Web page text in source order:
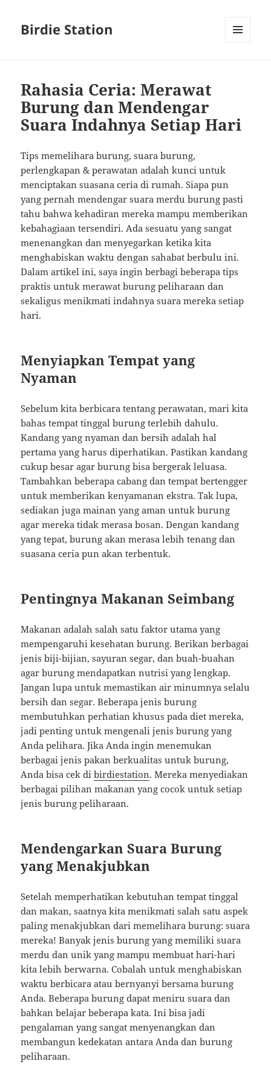
Birdie Station
Rahasia Ceria: Merawat
Burung dan Mendengar
Suara Indahnya Setiap Hari
Tips memelihara burung, suara burung,
perlengkapan & perawatan adalah kunci untuk
menciptakan suasana ceria di rumah. Siapa pun
yang pernah mendengar suara merdu burung pasti
tahu bahwa kehadiran mereka mampu memberikan
kebahagiaan tersendiri. Ada sesuatu yang sangat
menenangkan dan menyegarkan ketika kita
menghabiskan waktu dengan sahabat berbulu ini.
Dalam artikel ini, saya ingin berbagi beberapa tips
praktis untuk merawat burung peliharaan dan
sekaligus menikmati indahnya suara mereka setiap
hari.
Menyiapkan Tempat yang
Nyaman
Sebelum kita berbicara tentang perawatan, mari kita
bahas tempat tinggal burung terlebih dahulu.
Kandang yang nyaman dan bersih adalah hal
pertama yang harus diperhatikan. Pastikan kandang
cukup besar agar burung bisa bergerak leluasa.
Tambahkan beberapa cabang dan tempat bertengger
untuk memberikan kenyamanan ekstra. Tak lupa,
sediakan juga mainan yang aman untuk burung
agar mereka tidak merasa bosan. Dengan kandang
yang tepat, burung akan merasa lebih tenang dan
suasana ceria pun akan terbentuk.
Pentingnya Makanan Seimbang
Makanan adalah salah satu faktor utama yang
mempengaruhi kesehatan burung. Berikan berbagai
jenis biji-bijian, sayuran segar, dan buah-buahan
agar burung mendapatkan nutrisi yang lengkap.
Jangan lupa untuk memastikan air minumnya selalu
bersih dan segar. Beberapa jenis burung
membutuhkan perhatian khusus pada diet mereka,
jadi penting untuk mengenali jenis burung yang
Anda pelihara. Jika Anda ingin menemukan
berbagai jenis pakan berkualitas untuk burung,
Anda bisa cek dibirdiestation. Mereka menyediakan
berbagai pilihan makanan yang cocok untuk setiap
jenis burung peliharaan.
Mendengarkan Suara Burung
yang Menakjubkan
Setelah memperhatikan kebutuhan tempat tinggal
dan makan, saatnya kita menikmati salah satu aspek
paling menakjubkan dari memelihara burung: suara
mereka! Banyak jenis burung yang memiliki suara
merdu dan unik yang mampu membuat hari-hari
kita lebih berwarna. Cobalah untuk menghabiskan
waktu berbicara atau bernyanyi bersama burung
Anda. Beberapa burung dapat meniru suara dan
bahkan belajar beberapa kata. Ini bisa jadi
pengalaman yang sangat menyenangkan dan
membangun kedekatan antara Anda dan burung
peliharaan.